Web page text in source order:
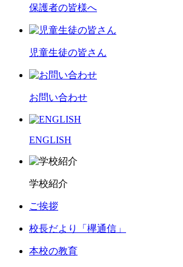
保護者の皆様へ
児童生徒の皆さん
お問い合わせ
ENGLISH
学校紹介
ご挨拶
校長だより「欅通信」
本校の教育